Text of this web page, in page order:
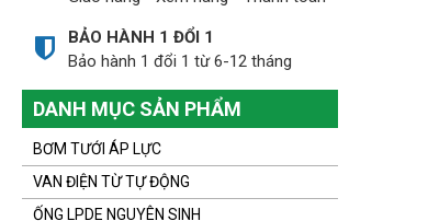
BẢO HÀNH 1 ĐỔI 1
Bảo hành 1 đổi 1 từ 6-12 tháng
DANH MỤC SẢN PHẨM
BƠM TƯỚI ÁP LỰC
VAN ĐIỆN TỪ TỰ ĐỘNG
ỐNG LPDE NGUYÊN SINH